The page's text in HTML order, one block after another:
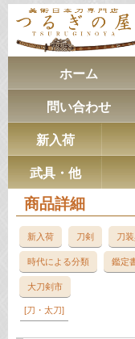
ホーム
問い合わせ
新入荷
武具・他
商品詳細
新入荷 刀剣 刀
時代による分類 鑑定
大刀剣市
刀・太刀